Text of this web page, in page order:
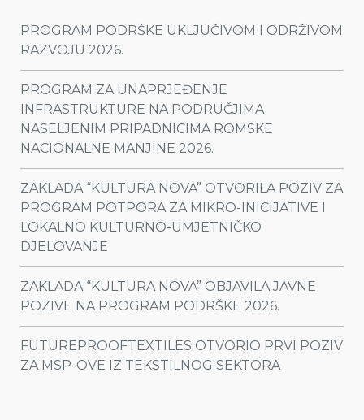
PROGRAM PODRŠKE UKLJUČIVOM I ODRŽIVOM
RAZVOJU 2026.
PROGRAM ZA UNAPRJEĐENJE
INFRASTRUKTURE NA PODRUČJIMA
NASELJENIM PRIPADNICIMA ROMSKE
NACIONALNE MANJINE 2026.
ZAKLADA “KULTURA NOVA” OTVORILA POZIV ZA
PROGRAM POTPORA ZA MIKRO-INICIJATIVE I
LOKALNO KULTURNO-UMJETNIČKO
DJELOVANJE
ZAKLADA “KULTURA NOVA” OBJAVILA JAVNE
POZIVE NA PROGRAM PODRŠKE 2026.
FUTUREPROOFTEXTILES OTVORIO PRVI POZIV
ZA MSP-OVE IZ TEKSTILNOG SEKTORA